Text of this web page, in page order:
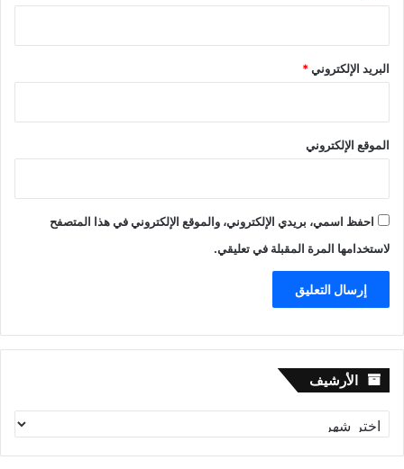
البريد الإلكتروني*
الموقع الإلكتروني
احفظ اسمي، بريدي الإلكتروني، والموقع الإلكتروني في هذا المتصفح
لاستخدامها المرة المقبلة في تعليقي.
الأرشيف الأرشيف